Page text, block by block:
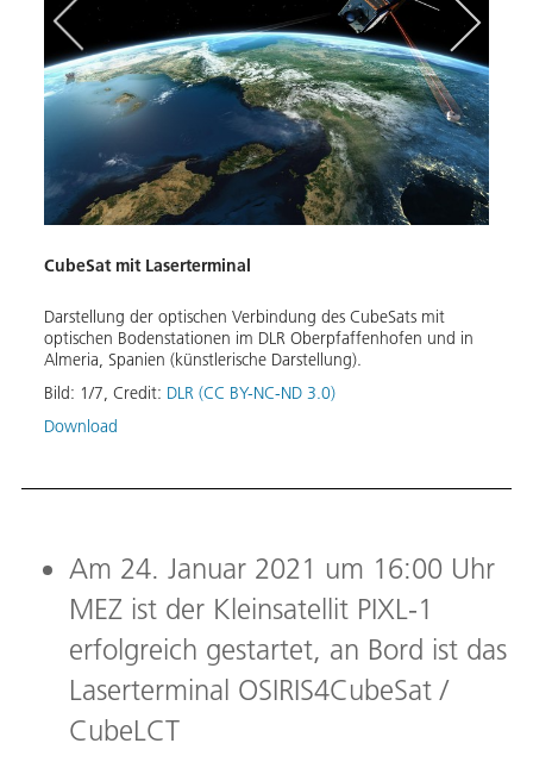
CubeSat mit Laserterminal
Darstellung der optischen Verbindung des CubeSats mit
optischen Bodenstationen im DLR Oberpfaffenhofen und in
Almeria, Spanien (künstlerische Darstellung).
Bild: 1/7, Credit: DLR (CC BY-NC-ND 3.0)
Download
Am 24. Januar 2021 um 16:00 Uhr
MEZ ist der Kleinsatellit PIXL-1
erfolgreich gestartet, an Bord ist das
Laserterminal OSIRIS4CubeSat /
CubeLCT